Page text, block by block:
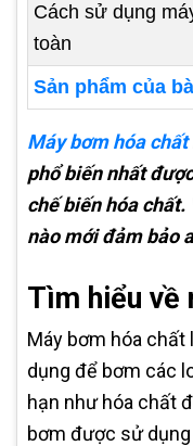
Cách sử dụng
toàn
Sản phẩm của
Máy bơm hóa chất
phổ biến nhất
chế biến hóa chất.
nào mới đảm bảo
Tìm hiểu về
Máy bơm hóa
dụng để bơm các
hạn như hóa chất
bơm được sử